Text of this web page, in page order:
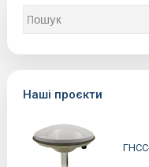
Наші проєкти